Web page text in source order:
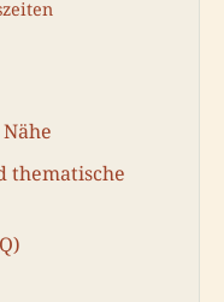
thematische